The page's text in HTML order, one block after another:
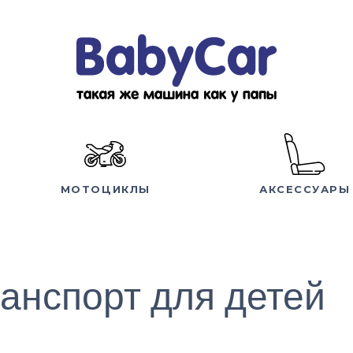
МОТОЦИКЛЫ АКСЕССУАРЫ
для детей